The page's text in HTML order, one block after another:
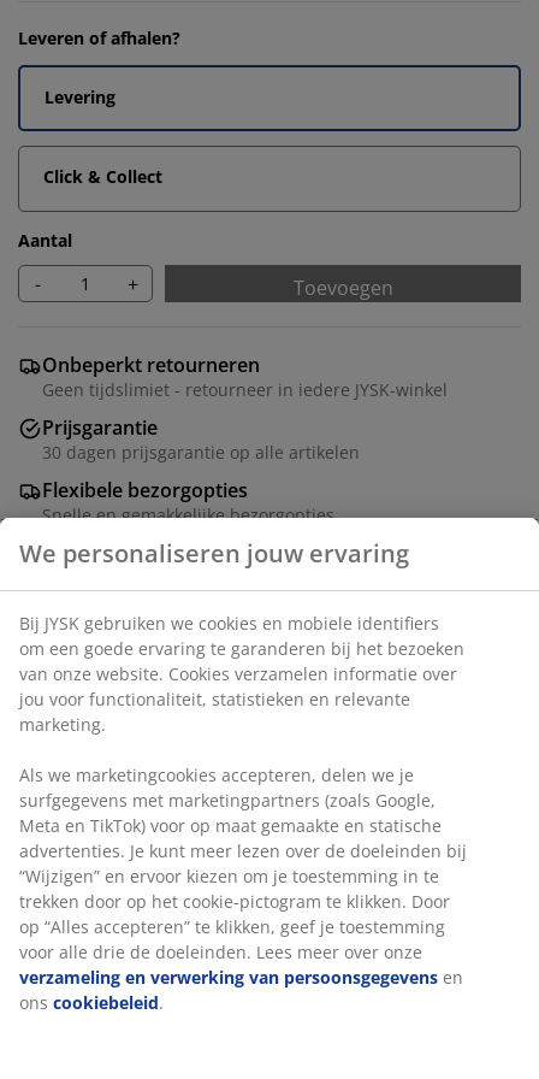
Leveren of afhalen?
Levering
Click & Collect
Aantal
- + Toevoegen
Onbeperkt retourneren
Geen tijdslimiet - retourneer in iedere JYSK-winkel
Prijsgarantie
30 dagen prijsgarantie op alle artikelen
Flexibele bezorgopties
Snelle en gemakkelijke bezorgopties
Specificaties
Beoordelingen
( 2)
Levering
We personaliseren jouw ervaring
Bij JYSK gebruiken we cookies en mobiele identifiers
om een goede ervaring te garanderen bij het bezoeken
van onze website. Cookies verzamelen informatie over
jou voor functionaliteit, statistieken en relevante
marketing.
Als we marketingcookies accepteren, delen we je
surfgegevens met marketingpartners (zoals Google,
Meta en TikTok) voor op maat gemaakte en statische
advertenties. Je kunt meer lezen over de doeleinden bij
“Wijzigen” en ervoor kiezen om je toestemming in te
trekken door op het cookie-pictogram te klikken. Door
op “Alles accepteren” te klikken, geef je toestemming
voor alle drie de doeleinden. Lees meer over onze
verzameling en verwerking van persoonsgegevens en
ons cookiebeleid.